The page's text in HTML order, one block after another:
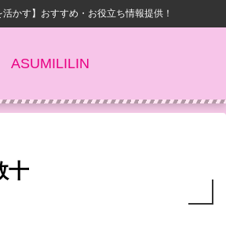
活かす】おすすめ・お役立ち情報提供！
ASUMILILIN
十